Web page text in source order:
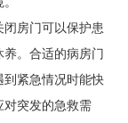
房门可以保护患
。合适的病房门
紧急情况时能快
对突发的急救需